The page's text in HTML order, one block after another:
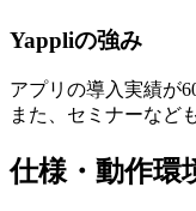
Yappliの強み
アプリの導入実績が
また、セミナーなど
仕様・動作環